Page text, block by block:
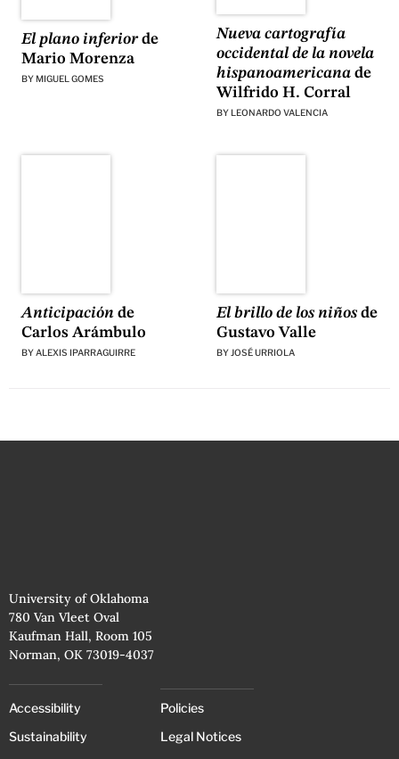
El plano inferiorde
Mario Morenza
BY MIGUEL GOMES
Nueva cartografía
occidental de la novela
hispanoamericanade
Wilfrido H. Corral
BY LEONARDO VALENCIA
Anticipaciónde
Carlos Arámbulo
BYALEXIS IPARRAGUIRRE
El brillo de los niñosde
Gustavo Valle
BY JOSÉ URRIOLA
University of Oklahoma
780 Van Vleet Oval
Kaufman Hall, Room 105
Norman, OK 73019-4037
Accessibility
Sustainability
Policies
Legal Notices